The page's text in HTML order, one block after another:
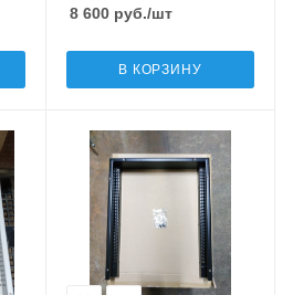
8 600руб./шт
В КОРЗИНУ